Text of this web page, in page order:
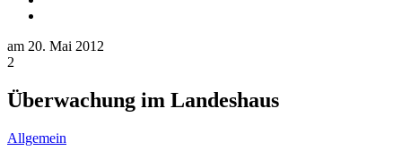
am 20. Mai 2012
2
Überwachung im Landeshaus
Allgemein